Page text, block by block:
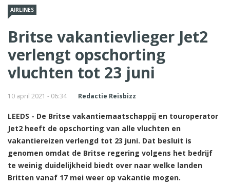
AIRLINES
Britse vakantievlieger Jet2
verlengt opschorting
vluchten tot 23 juni
10 april 2021 - 06:34 Redactie Reisbizz
LEEDS - De Britse vakantiemaatschappij en touroperator
Jet2 heeft de opschorting van alle vluchten en
vakantiereizen verlengd tot 23 juni. Dat besluit is
genomen omdat de Britse regering volgens het bedrijf
te weinig duidelijkheid biedt over naar welke landen
Britten vanaf 17 mei weer op vakantie mogen.